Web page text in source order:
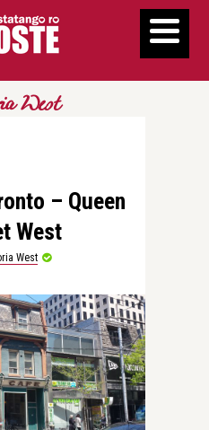
West
– Queen
West
West